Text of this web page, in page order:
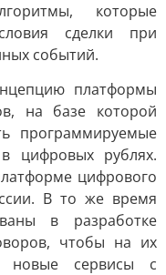
которые
сделки при
событий.
платформы
на базе которой
программируемые
цифровых рублях.
цифрового
В то же время
в разработке
чтобы на их
новые сервисы с